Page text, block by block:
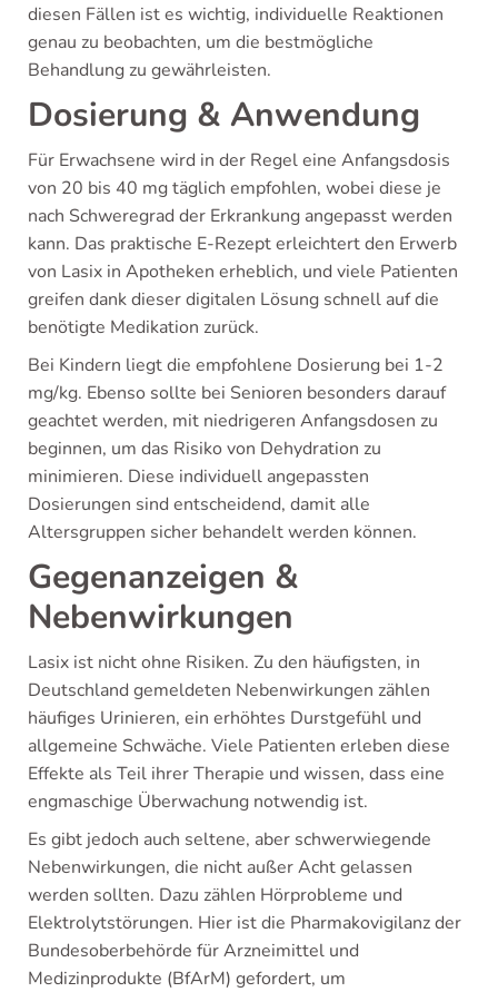
diesen Fällen ist es wichtig, individuelle Reaktionen
genau zu beobachten, um die bestmögliche
Behandlung zu gewährleisten.
Dosierung & Anwendung
Für Erwachsene wird in der Regel eine Anfangsdosis
von 20 bis 40 mg täglich empfohlen, wobei diese je
nach Schweregrad der Erkrankung angepasst werden
kann. Das praktische E-Rezept erleichtert den Erwerb
von Lasix in Apotheken erheblich, und viele Patienten
greifen dank dieser digitalen Lösung schnell auf die
benötigte Medikation zurück.
Bei Kindern liegt die empfohlene Dosierung bei 1-2
mg/kg. Ebenso sollte bei Senioren besonders darauf
geachtet werden, mit niedrigeren Anfangsdosen zu
beginnen, um das Risiko von Dehydration zu
minimieren. Diese individuell angepassten
Dosierungen sind entscheidend, damit alle
Altersgruppen sicher behandelt werden können.
Gegenanzeigen &
Nebenwirkungen
Lasix ist nicht ohne Risiken. Zu den häufigsten, in
Deutschland gemeldeten Nebenwirkungen zählen
häufiges Urinieren, ein erhöhtes Durstgefühl und
allgemeine Schwäche. Viele Patienten erleben diese
Effekte als Teil ihrer Therapie und wissen, dass eine
engmaschige Überwachung notwendig ist.
Es gibt jedoch auch seltene, aber schwerwiegende
Nebenwirkungen, die nicht außer Acht gelassen
werden sollten. Dazu zählen Hörprobleme und
Elektrolytstörungen. Hier ist die Pharmakovigilanz der
Bundesoberbehörde für Arzneimittel und
Medizinprodukte (BfArM) gefordert, um